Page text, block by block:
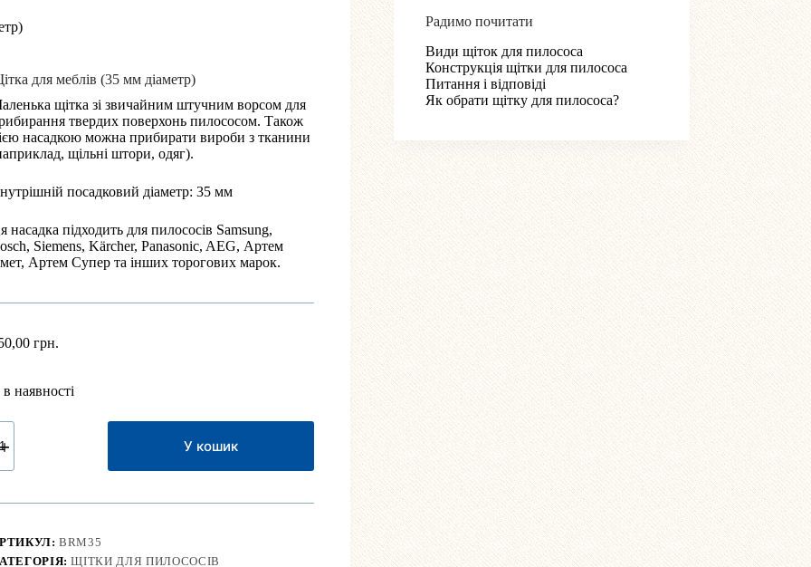
для меблів (35 мм діаметр)
щітка зі звичайним штучним ворсом для
твердих поверхонь пилососом. Також
насадкою можна прибирати вироби з тканини
щільні штори, одяг).
посадковий діаметр: 35 мм
насадка підходить для пилососів Samsung,
Siemens, Kärcher, Panasonic, AEG, Артем
Артем Супер та інших торогових марок.
грн.
наявності
У кошик
BRM35
ЩІТКИ ДЛЯ ПИЛОСОСІВ
Радимо почитати
Види щіток для пилососа
Конструкція щітки для пилососа
Питання і відповіді
Як обрати щітку для пилососа?